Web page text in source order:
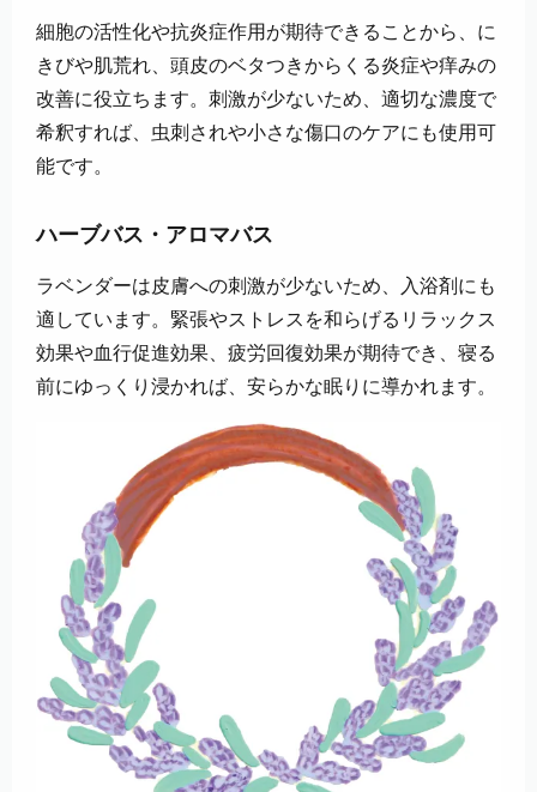
細胞の活性化や抗炎症作用が期待できることから、に
きびや肌荒れ、頭皮のベタつきからくる炎症や痒みの
改善に役立ちます。刺激が少ないため、適切な濃度で
希釈すれば、虫刺されや小さな傷口のケアにも使用可
能です。
ハーブバス・アロマバス
ラベンダーは皮膚への刺激が少ないため、入浴剤にも
適しています。緊張やストレスを和らげるリラックス
効果や血行促進効果、疲労回復効果が期待でき、寝る
前にゆっくり浸かれば、安らかな眠りに導かれます。